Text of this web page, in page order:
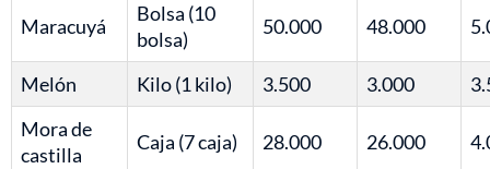
Maracuyá
Bolsa (10
bolsa)
50.000 48.000
Melón Kilo (1 kilo) 3.500 3.000
Mora de
castilla
Caja (7 caja) 28.000 26.000